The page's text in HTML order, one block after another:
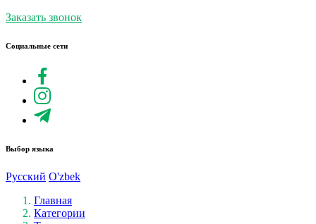
Заказать звонок
Социальные сети
Выбор языка
Русский O'zbek
Главная
Категории